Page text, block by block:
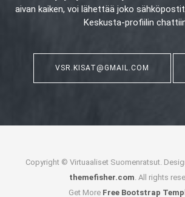
aivan kaiken, voi lähettää joko
Keskusta-profiilin
VSR.KISAT@GMAIL.COM
Copyright © Virtuaaliset Suomenratsut.
themefisher.com . All rights
Get More Free Bootstrap